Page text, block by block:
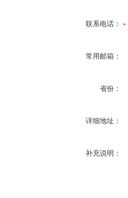
联系电话：
常用邮箱：
省份：
详细地址：
补充说明：